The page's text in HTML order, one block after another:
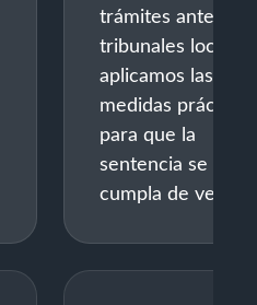
trámites ante los
tribunales locales
aplicamos las
medidas prácticas
para que la
sentencia se
cumpla de